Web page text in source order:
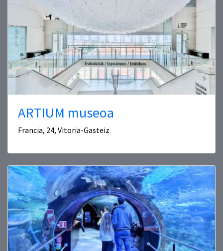
ARTIUM museoa
Francia, 24, Vitoria-Gasteiz